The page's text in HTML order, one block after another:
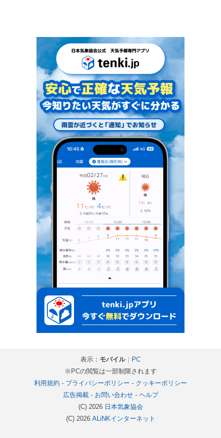
表示： モバイル｜ PC
※PCの閲覧は一部制限されます
利用規約 - プライバシーポリシー - クッキーポリシー
広告掲載- お問い合わせ- ヘルプ
(C) 2026 日本気象協会
(C) 2026 ALiNKインターネット